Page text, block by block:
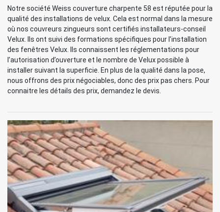
Notre société Weiss couverture charpente 58 est réputée pour la
qualité des installations de velux. Cela est normal dans la mesure
où nos couvreurs zingueurs sont certifiés installateurs-conseil
Velux. Ils ont suivi des formations spécifiques pour l’installation
des fenêtres Velux. Ils connaissent les réglementations pour
l’autorisation d’ouverture et le nombre de Velux possible à
installer suivant la superficie. En plus de la qualité dans la pose,
nous offrons des prix négociables, donc des prix pas chers. Pour
connaitre les détails des prix, demandez le devis.